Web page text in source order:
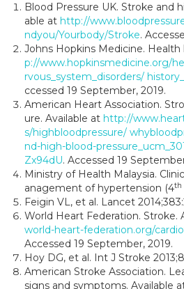
Blood Pressure UK. Stroke and
able at http://
ndyou/Yourbody/Stroke.
Johns Hopkins Medicine. Health
p://www.hopkinsmedicine.org/
rvous_system_disorders/
ccessed 19 September, 2019.
American Heart Association.
ure. Available at http://
s/highbloodpressure/
nd-high-blood-
Zx94dU. Accessed 19
Ministry of Health Malaysia.
anagement of hypertension (4th
Feigin VL, et al. Lancet
World Heart Federation. Stroke.
world-heart-federation.org/
Accessed 19 September, 2019.
Hoy DG, et al. Int J Stroke
American Stroke Association.
signs and symptoms. Available